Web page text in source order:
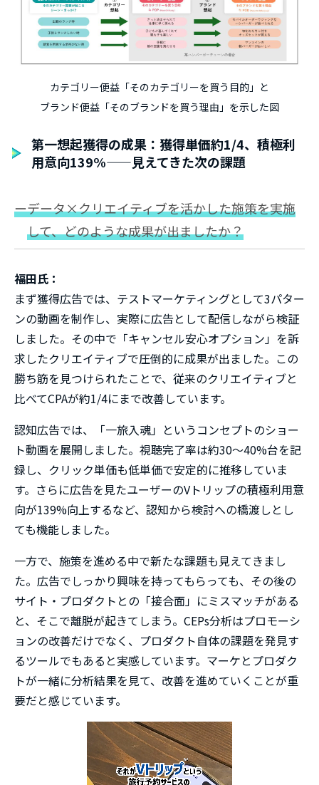
カテゴリー便益「そのカテゴリーを買う目的」と
ブランド便益「そのブランドを買う理由」を示した図
第一想起獲得の成果：獲得単価約1/4、積極利
用意向139%——見えてきた次の課題
ーデータ×クリエイティブを活かした施策を実施
して、どのような成果が出ましたか？
福田氏：
まず獲得広告では、テストマーケティングとして3パター
ンの動画を制作し、実際に広告として配信しながら検証
しました。その中で「キャンセル安心オプション」を訴
求したクリエイティブで圧倒的に成果が出ました。この
勝ち筋を見つけられたことで、従来のクリエイティブと
比べてCPAが約1/4にまで改善しています。
認知広告では、「一旅入魂」というコンセプトのショー
ト動画を展開しました。視聴完了率は約30～40%台を記
録し、クリック単価も低単価で安定的に推移していま
す。さらに広告を見たユーザーのVトリップの積極利用意
向が139%向上するなど、認知から検討への橋渡しとし
ても機能しました。
一方で、施策を進める中で新たな課題も見えてきまし
た。広告でしっかり興味を持ってもらっても、その後の
サイト・プロダクトとの「接合面」にミスマッチがある
と、そこで離脱が起きてしまう。CEPs分析はプロモーシ
ョンの改善だけでなく、プロダクト自体の課題を発見す
るツールでもあると実感しています。マーケとプロダク
トが一緒に分析結果を見て、改善を進めていくことが重
要だと感じています。